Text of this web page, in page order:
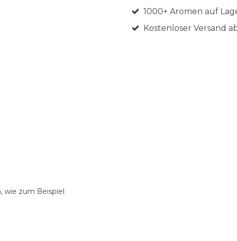
1000+ Aromen auf
Kostenloser Versand
wie zum Beispiel: